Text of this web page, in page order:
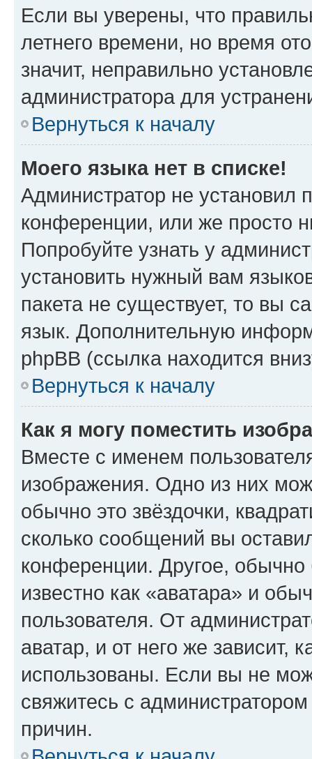
Если вы уверены, что
летнего времени, но время
значит, неправильно
администратора для
Вернуться к началу
Моего языка нет в списке!
Администратор не установил
конференции, или же просто
Попробуйте узнать у
установить нужный вам
пакета не существует, то вы
язык. Дополнительную
phpBB (ссылка находится
Вернуться к началу
Как я могу поместить
Вместе с именем
изображения. Одно из них
обычно это звёздочки,
сколько сообщений вы
конференции. Другое,
известно как «аватара» и
пользователя. От
аватар, и от него же зависит,
использованы. Если вы не
свяжитесь с
причин.